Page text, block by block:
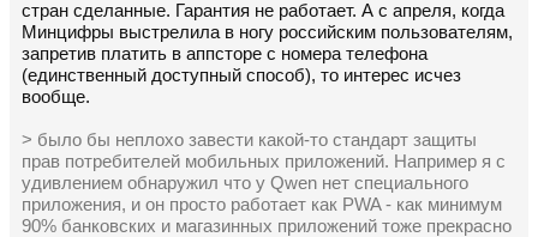
стран сделанные. Гарантия не работает. А с апреля, когда
Минцифры выстрелила в ногу российским пользователям,
запретив платить в аппсторе с номера телефона
(единственный доступный способ), то интерес исчез
вообще.
> было бы неплохо завести какой-то стандарт защиты
прав потребителей мобильных приложений. Например я с
удивлением обнаружил что у Qwen нет специального
приложения, и он просто работает как PWA - как минимум
90% банковских и магазинных приложений тоже прекрасно